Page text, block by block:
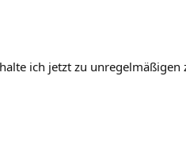
ich jetzt zu